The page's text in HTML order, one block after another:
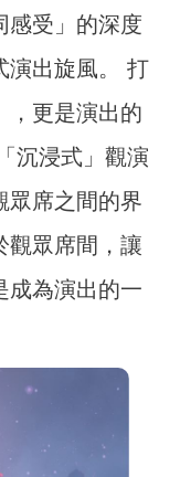
感受」的深度
演出旋風。 打
，更是演出的
沉浸式」觀演
眾席之間的界
觀眾席間，讓
成為演出的一